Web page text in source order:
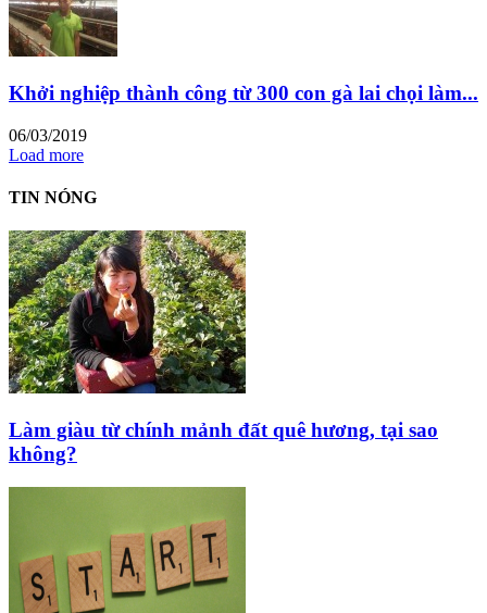
Khởi nghiệp thành công từ 300 con gà lai chọi làm...
06/03/2019
Load more
TIN NÓNG
Làm giàu từ chính mảnh đất quê hương, tại sao
không?